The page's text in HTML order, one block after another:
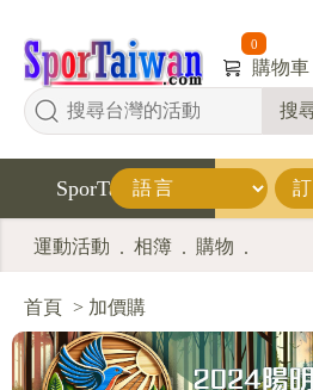
搜
0
購物車
SporTaiwan
運動活動 . 相簿 . 購物 .
首頁 > 加價購